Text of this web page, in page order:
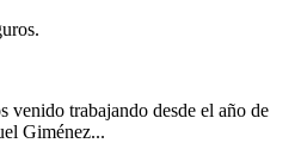
venido trabajando desde el año de
Giménez...